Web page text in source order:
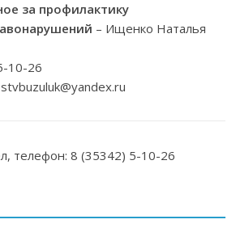
за профилактику
– Ищенко Наталья
10-26
телефон: 8 (35342) 5-10-26